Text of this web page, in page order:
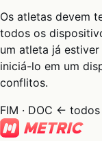
Os atletas devem
todos os
um atleta já
iniciá-lo em um
conflitos.
FIM · DOC ← todos